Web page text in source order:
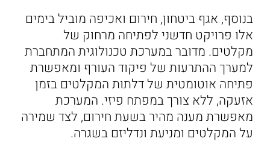
בנוסף, אגף ביטחון, חירום ואכיפה מוביל בימים
אלו פרויקט חדשני לפתיחה מרחוק של
מקלטים. מדובר במערכת טכנולוגית המתחברת
למערך ההתרעות של פיקוד העורף ומאפשרת
פתיחה אוטומטית של דלתות המקלטים בזמן
אזעקה, ללא צורך במפתח פיזי. המערכת
מאפשרת מענה מהיר בשעת חירום, לצד שמירה
על המקלטים ומניעת ונדליזם בשגרה.